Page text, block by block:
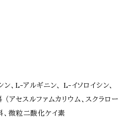
、L-アルギニン、 L-イソロイシン、
アセスルファムカリウム、スクラロー
、微粒二酸化ケイ素